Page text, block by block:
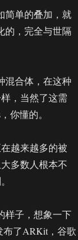
单的叠加，就
的，完全与世隔
混合体，在这种
，当然了这需
你懂的。
越来越多的被
多数人根本不
样子，想象一下
布了ARKit，谷歌